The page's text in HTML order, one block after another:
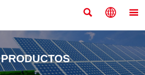
  
PRODUCTOS